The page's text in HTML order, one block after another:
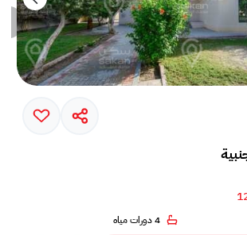
4 دورات مياه